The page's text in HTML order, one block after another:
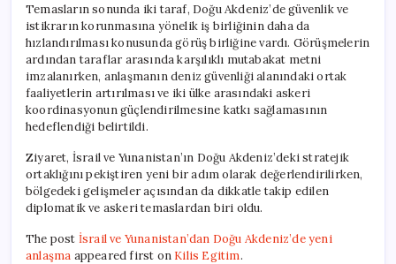
Temasların sonunda iki taraf, Doğu Akdeniz’de güvenlik ve
istikrarın korunmasına yönelik iş birliğinin daha da
hızlandırılması konusunda görüş birliğine vardı. Görüşmelerin
ardından taraflar arasında karşılıklı mutabakat metni
imzalanırken, anlaşmanın deniz güvenliği alanındaki ortak
faaliyetlerin artırılması ve iki ülke arasındaki askeri
koordinasyonun güçlendirilmesine katkı sağlamasının
hedeflendiği belirtildi.
Ziyaret, İsrail ve Yunanistan’ın Doğu Akdeniz’deki stratejik
ortaklığını pekiştiren yeni bir adım olarak değerlendirilirken,
bölgedeki gelişmeler açısından da dikkatle takip edilen
diplomatik ve askeri temaslardan biri oldu.
The post İsrail ve Yunanistan’dan Doğu Akdeniz’de yeni
anlaşma appeared first on Kilis Egitim.